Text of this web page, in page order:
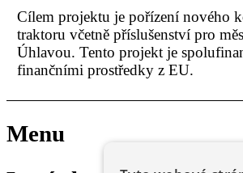
Cílem projektu je pořízení nového
traktoru včetně příslušenství pro
Úhlavou. Tento projekt je
finančními prostředky z EU.
Menu